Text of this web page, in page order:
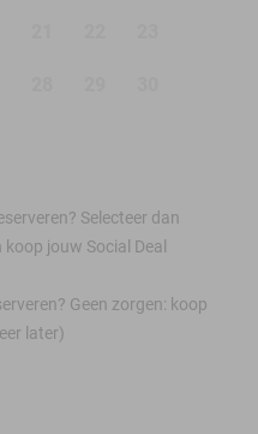
Selecteer dan
jouw Social Deal
Geen zorgen: koop
later)